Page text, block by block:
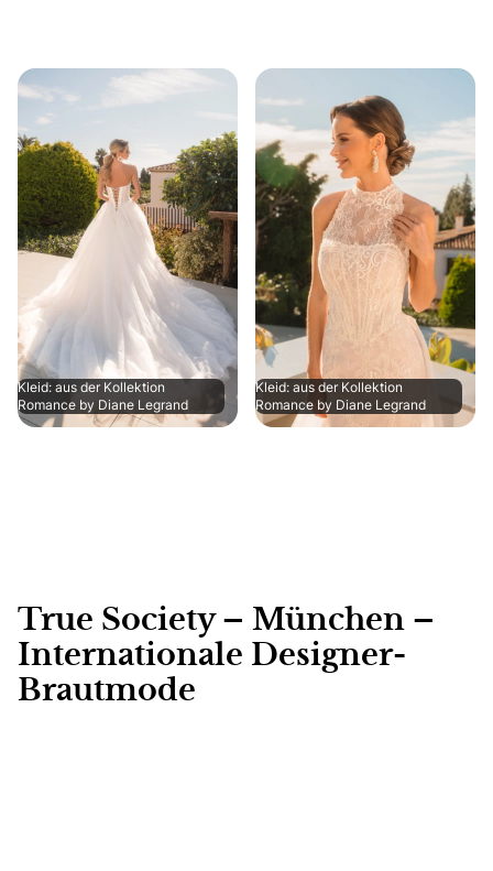
Kleid: aus der Kollektion
Romance by Diane Legrand
Kleid: aus der Kollektion
Romance by Diane Legrand
True Society – München –
Internationale Designer-
Brautmode